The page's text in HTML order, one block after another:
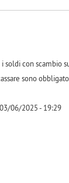
soldi con
sono
06/2025 - 19:29